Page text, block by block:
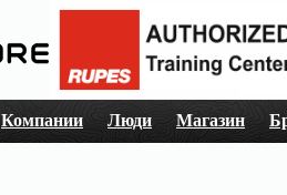
Компании Люди Магазин